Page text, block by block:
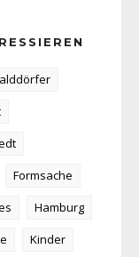
Formsache
Hamburg
Kinder